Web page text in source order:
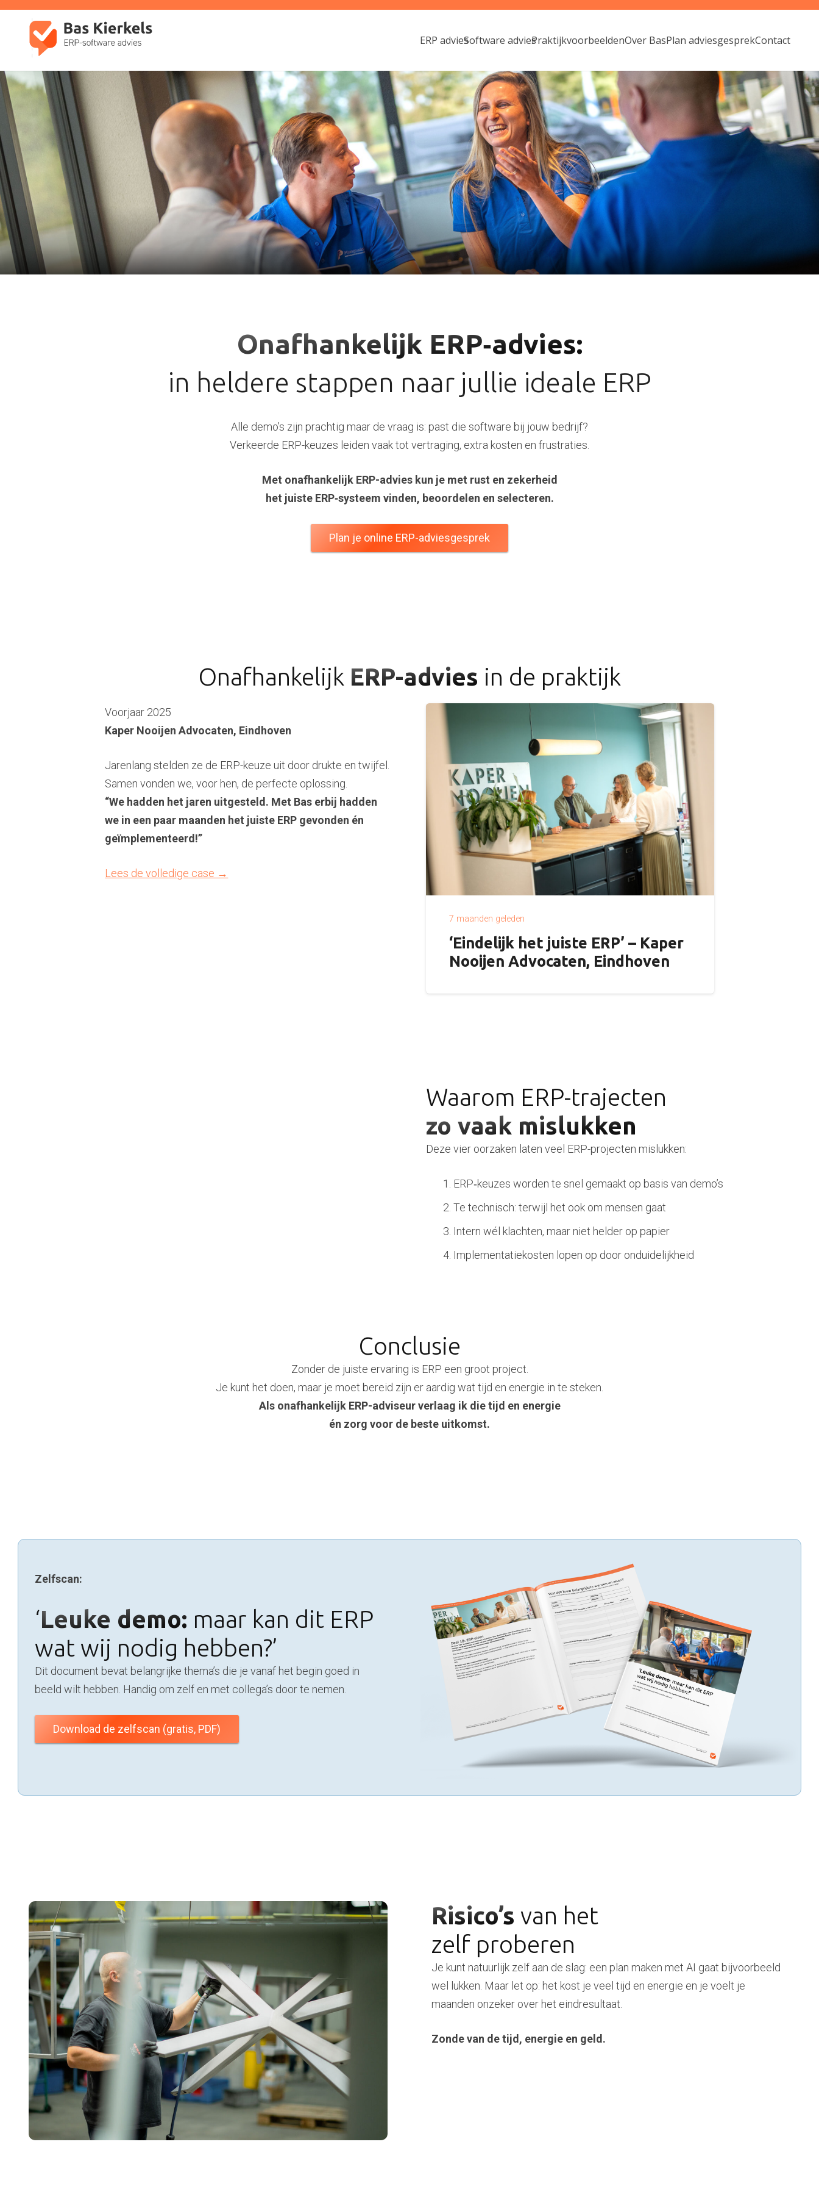
ERP adviesSoftware adviesPraktijkvoorbeeldenOver BasPlan adviesgesprekContact
Onafhankelijk ERP‑advies:
in heldere stappen naar jullie ideale ERP
Alle demo’s zijn prachtig maar de vraag is: past die software bij jouw bedrijf?
Verkeerde ERP-keuzes leiden vaak tot vertraging, extra kosten en frustraties.
Met onafhankelijk ERP-advies kun je met rust en zekerheid
het juiste ERP‑systeem vinden, beoordelen en selecteren.
Plan je online ERP-adviesgesprek
Onafhankelijk ERP-advies in de praktijk
Voorjaar 2025
Kaper Nooijen Advocaten, Eindhoven
Jarenlang stelden ze de ERP-keuze uit door drukte en twijfel.
Samen vonden we, voor hen, de perfecte oplossing.
“We hadden het jaren uitgesteld. Met Bas erbij hadden
we in een paar maanden het juiste ERP gevonden én
geïmplementeerd!”
Lees de volledige case →
7 maanden geleden
‘Eindelijk het juiste ERP’ – Kaper
Nooijen Advocaten, Eindhoven
Waarom ERP-trajecten
zo vaak mislukken
Deze vier oorzaken laten veel ERP-projecten mislukken:
ERP‑keuzes worden te snel gemaakt op basis van demo’s
Te technisch: terwijl het ook om mensen gaat
Intern wél klachten, maar niet helder op papier
Implementatiekosten lopen op door onduidelijkheid
Conclusie
Zonder de juiste ervaring is ERP een groot project.
Je kunt het doen, maar je moet bereid zijn er aardig wat tijd en energie in te steken.
Als onafhankelijk ERP-adviseur verlaag ik die tijd en energie
én zorg voor de beste uitkomst.
Zelfscan:
‘Leuke demo: maar kan dit ERP
wat wij nodig hebben?’
Dit document bevat belangrijke thema’s die je vanaf het begin goed in
beeld wilt hebben. Handig om zelf en met collega’s door te nemen.
Download de zelfscan (gratis, PDF)
Risico’s van het
zelf proberen
Je kunt natuurlijk zelf aan de slag: een plan maken met AI gaat bijvoorbeeld
wel lukken. Maar let op: het kost je veel tijd en energie en je voelt je
maanden onzeker over het eindresultaat.
Zonde van de tijd, energie en geld.